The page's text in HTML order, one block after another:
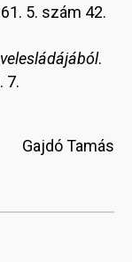
5. szám 42.
.
7.
Gajdó Tamás